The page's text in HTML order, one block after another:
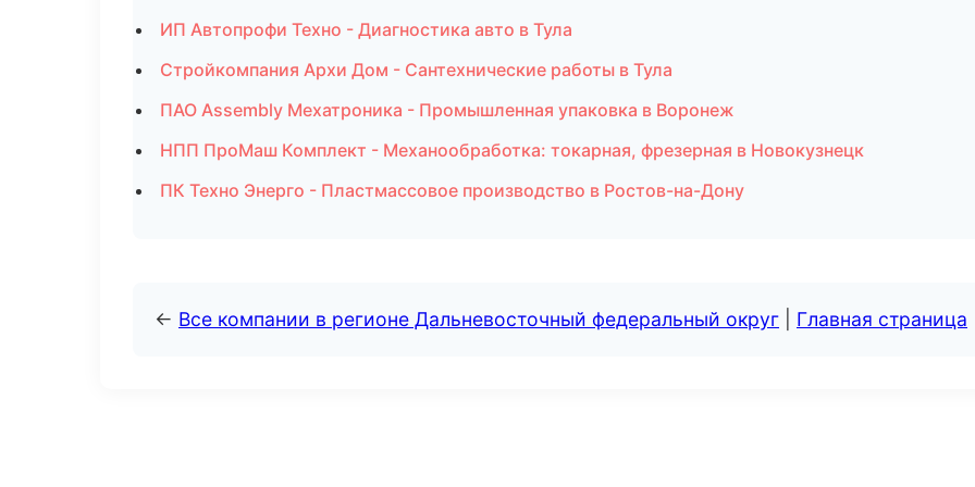
ИП Автопрофи Техно - Диагностика авто в Тула
Стройкомпания Архи Дом - Сантехнические работы в Тула
ПАО Assembly Мехатроника - Промышленная упаковка в Воронеж
НПП ПроМаш Комплект - Механообработка: токарная, фрезерная в Новокузнецк
ПК Техно Энерго - Пластмассовое производство в Ростов-на-Дону
← Все компании в регионе Дальневосточный федеральный округ Главная страница